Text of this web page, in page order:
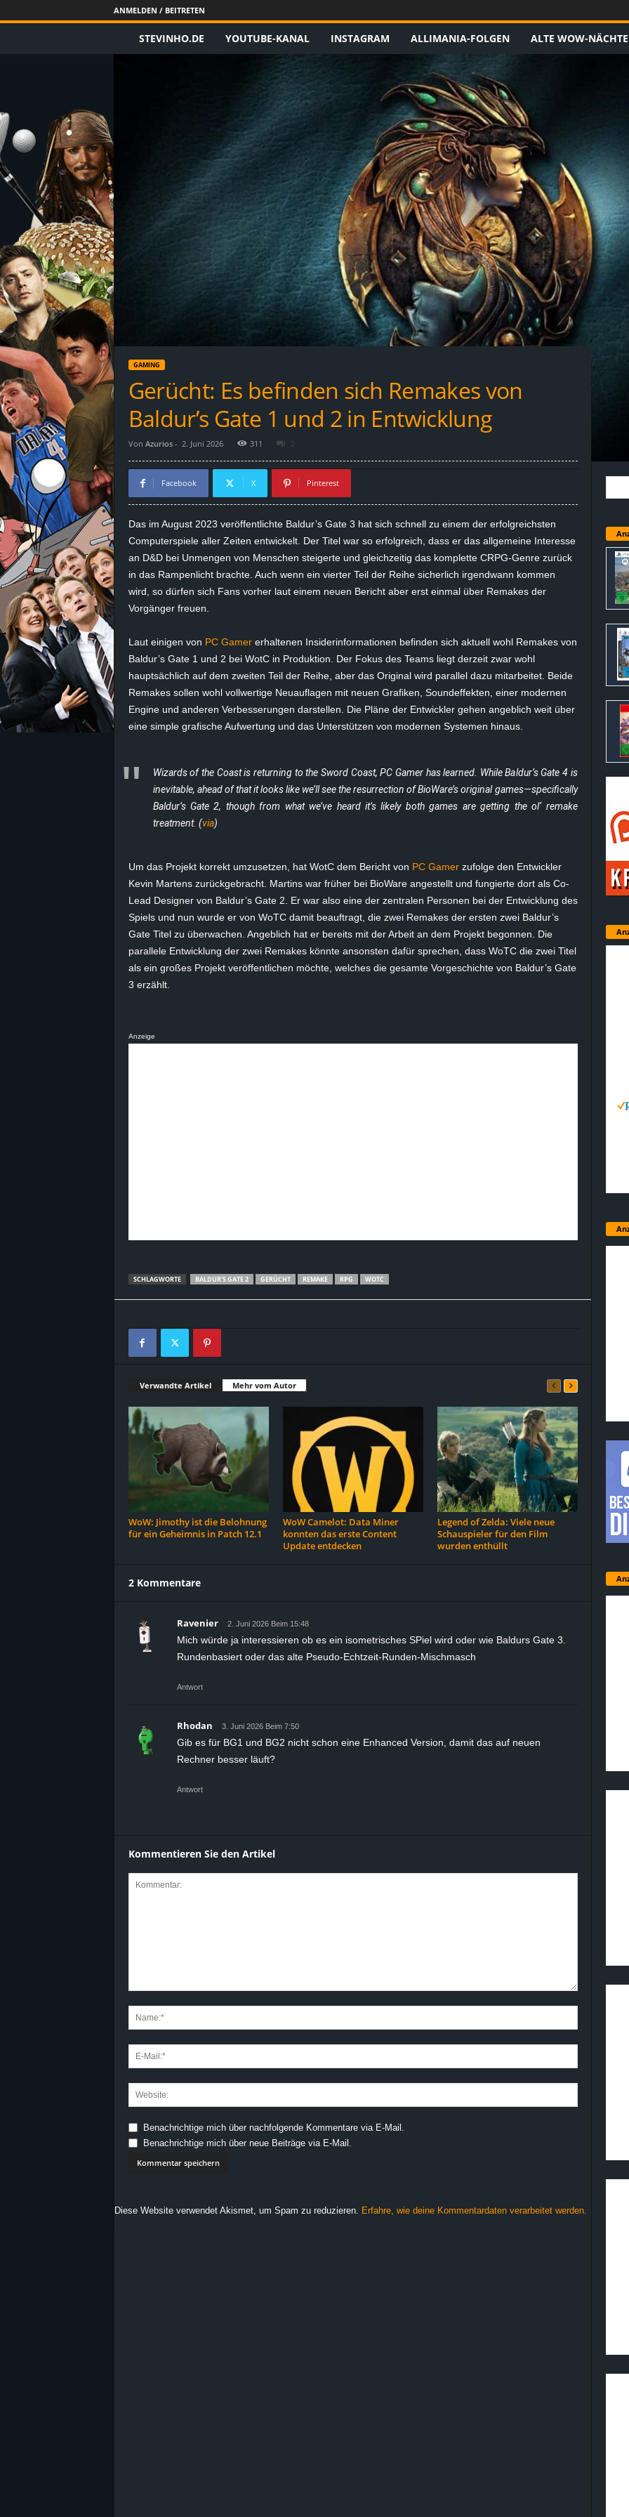
ANMELDEN / BEITRETEN
e
E
i
n
s
g
z
e
h
t
e
r
B
STEVINHO.DE YOUTUBE-KANAL INSTAGRAM ALLIMANIA-FOLGEN ALTE WOW-NÄCHTE
GAMING
Gerücht: Es befinden sich Remakes von
Baldur’s Gate 1 und 2 in Entwicklung
Von Azurios- 2. Juni 2026 311 2
Facebook X Pinterest
Das im August 2023 veröffentlichte Baldur’s Gate 3 hat sich schnell zu einem der erfolgreichsten
Computerspiele aller Zeiten entwickelt. Der Titel war so erfolgreich, dass er das allgemeine Interesse
an D&D bei Unmengen von Menschen steigerte und gleichzeitig das komplette CRPG-Genre zurück
in das Rampenlicht brachte. Auch wenn ein vierter Teil der Reihe sicherlich irgendwann kommen
wird, so dürfen sich Fans vorher laut einem neuen Bericht aber erst einmal über Remakes der
Vorgänger freuen.
Laut einigen von PC Gamererhaltenen Insiderinformationen befinden sich aktuell wohl Remakes von
Baldur’s Gate 1 und 2 bei WotC in Produktion. Der Fokus des Teams liegt derzeit zwar wohl
hauptsächlich auf dem zweiten Teil der Reihe, aber das Original wird parallel dazu mitarbeitet. Beide
Remakes sollen wohl vollwertige Neuauflagen mit neuen Grafiken, Soundeffekten, einer modernen
Engine und anderen Verbesserungen darstellen. Die Pläne der Entwickler gehen angeblich weit über
eine simple grafische Aufwertung und das Unterstützen von modernen Systemen hinaus.
Wizards of the Coast is returning to the Sword Coast, PC Gamer has learned. While Baldur’s Gate 4 is
inevitable, ahead of that it looks like we’ll see the resurrection of BioWare’s original games—specifically
Baldur’s Gate 2, though from what we’ve heard it’s likely both games are getting the ol‘ remake
treatment. (via)
Um das Projekt korrekt umzusetzen, hat WotC dem Bericht von PC Gamerzufolge den Entwickler
Kevin Martens zurückgebracht. Martins war früher bei BioWare angestellt und fungierte dort als Co-
Lead Designer von Baldur’s Gate 2. Er war also eine der zentralen Personen bei der Entwicklung des
Spiels und nun wurde er von WoTC damit beauftragt, die zwei Remakes der ersten zwei Baldur’s
Gate Titel zu überwachen. Angeblich hat er bereits mit der Arbeit an dem Projekt begonnen. Die
parallele Entwicklung der zwei Remakes könnte ansonsten dafür sprechen, dass WoTC die zwei Titel
als ein großes Projekt veröffentlichen möchte, welches die gesamte Vorgeschichte von Baldur’s Gate
3 erzählt.
Anzeige
SCHLAGWORTE BALDUR’S GATE 2 GERÜCHT REMAKE RPG WOTC
Verwandte Artikel Mehr vom Autor
WoW: Jimothy ist die Belohnung
für ein Geheimnis in Patch 12.1
WoW Camelot: Data Miner
konnten das erste Content
Update entdecken
Legend of Zelda: Viele neue
Schauspieler für den Film
wurden enthüllt
2 Kommentare
Ravenier 2. Juni 2026 Beim 15:48
Mich würde ja interessieren ob es ein isometrisches SPiel wird oder wie Baldurs Gate 3.
Rundenbasiert oder das alte Pseudo-Echtzeit-Runden-Mischmasch
Antwort
Rhodan 3. Juni 2026 Beim 7:50
Gib es für BG1 und BG2 nicht schon eine Enhanced Version, damit das auf neuen
Rechner besser läuft?
Antwort
Kommentieren Sie den Artikel
Benachrichtige mich über nachfolgende Kommentare via E-Mail.
Benachrichtige mich über neue Beiträge via E-Mail.
Diese Website verwendet Akismet, um Spam zu reduzieren. Erfahre, wie deine Kommentardaten verarbeitet werden.